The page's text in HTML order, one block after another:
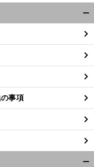
閉
る
事項